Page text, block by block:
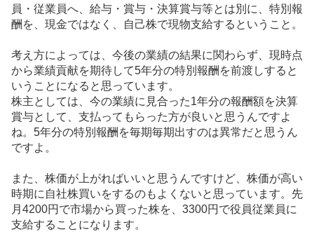
員・従業員へ、給与・賞与・決算賞与等とは別に、特別報
酬を、現金ではなく、自己株で現物支給するということ。
考え方によっては、今後の業績の結果に関わらず、現時点
から業績貢献を期待して5年分の特別報酬を前渡しすると
いうことになると思っています。
株主としては、今の業績に見合った1年分の報酬額を決算
賞与として、支払ってもらった方が良いと思うんですよ
ね。5年分の特別報酬を毎期毎期出すのは異常だと思うん
ですよ。
また、株価が上がればいいと思うんですけど、株価が高い
時期に自社株買いをするのもよくないと思っています。先
月4200円で市場から買った株を、3300円で役員従業員に
支給することになります。